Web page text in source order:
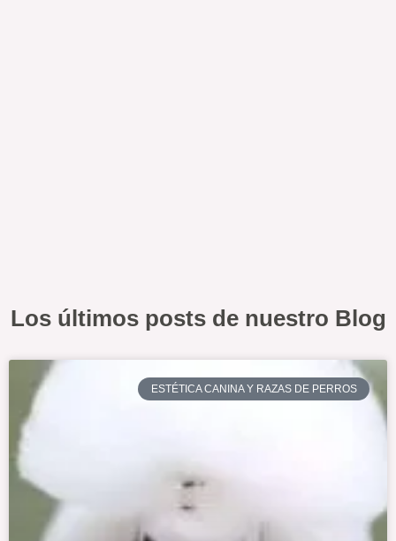
Los últimos posts de nuestro Blog
ESTÉTICA CANINA Y RAZAS DE PERROS